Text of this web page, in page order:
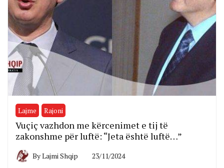
Lajme Rajoni
Vuçiç vazhdon me kërcenimet e tij të
zakonshme për luftë: “Jeta është luftë…”
ByLajmi Shqip 23/11/2024